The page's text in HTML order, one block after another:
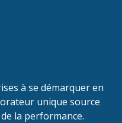
à se démarquer en
unique source
la performance.